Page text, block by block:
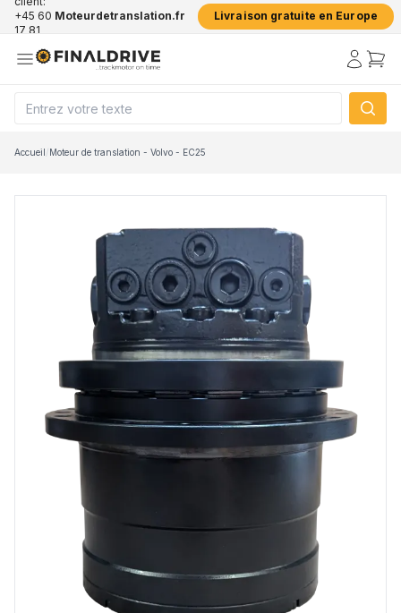
+45 60
17 81
Moteurdetranslation.fr Livraison gratuite en Europe
Accueil/Moteur de translation - Volvo - EC25